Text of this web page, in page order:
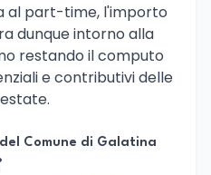
al part-time, l'importo
dunque intorno alla
restando il computo
e contributivi delle
Comune di Galatina